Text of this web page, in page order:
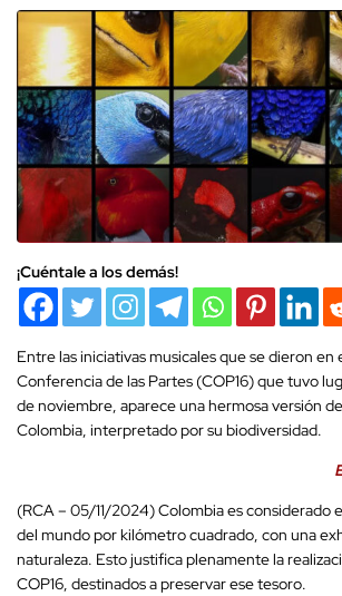
¡Cuéntale a los demás!
Entre las iniciativas musicales que se dieron en
Conferencia de las Partes (COP16) que tuvo
de noviembre, aparece una hermosa versión
Colombia, interpretado por su biodiversidad.
(RCA – 05/11/2024) Colombia es considerado
del mundo por kilómetro cuadrado, con una
naturaleza. Esto justifica plenamente la
COP16, destinados a preservar ese tesoro.